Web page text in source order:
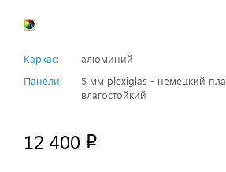
Каркас:
алюминий
Панели:
5 мм plexiglas - немецкий
влагостойкий
12 400 p